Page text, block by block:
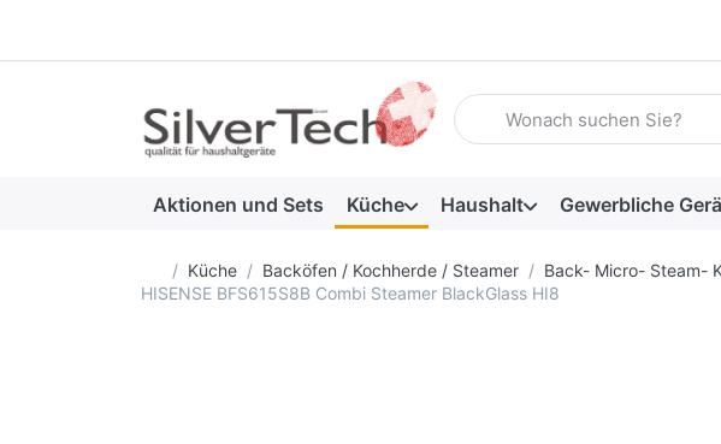
Geben Sie einen Suchbegriff
Aktionen und Sets Küche Haushalt Gewerbliche
Startseite
Küche Backöfen / Kochherde / Steamer Back- Micro- Steam-
HISENSE BFS615S8B Combi Steamer BlackGlass HI8